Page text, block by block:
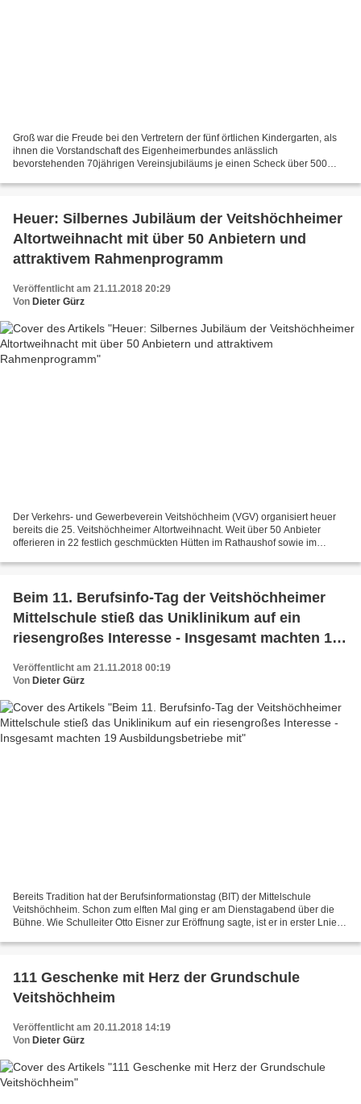
Groß war die Freude bei den Vertretern der fünf örtlichen Kindergarten, als
ihnen die Vorstandschaft des Eigenheimerbundes anlässlich
bevorstehenden 70jährigen Vereinsjubiläums je einen Scheck über 500
Heuer: Silbernes Jubiläum der Veitshöchheimer
Altortweihnacht mit über 50 Anbietern und
attraktivem Rahmenprogramm
Veröffentlicht am 21.11.2018 20:29
Von Dieter Gürz
Der Verkehrs- und Gewerbeverein Veitshöchheim (VGV) organisiert heuer
bereits die 25. Veitshöchheimer Altortweihnacht. Weit über 50 Anbieter
offerieren in 22 festlich geschmückten Hütten im Rathaushof sowie im
Beim 11. Berufsinfo-Tag der Veitshöchheimer
Mittelschule stieß das Uniklinikum auf ein
riesengroßes Interesse - Insgesamt machten 19
Veröffentlicht am 21.11.2018 00:19
Von Dieter Gürz
Bereits Tradition hat der Berufsinformationstag (BIT) der Mittelschule
Veitshöchheim. Schon zum elften Mal ging er am Dienstagabend über die
Bühne. Wie Schulleiter Otto Eisner zur Eröffnung sagte, ist er in erster Lnie
111 Geschenke mit Herz der Grundschule
Veitshöchheim
Veröffentlicht am 20.11.2018 14:19
Von Dieter Gürz